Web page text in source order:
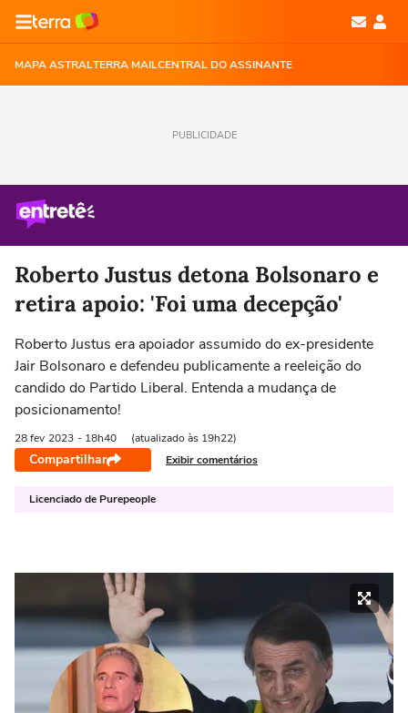
MAPA ASTRALTERRA MAILCENTRAL DO ASSINANTE
PUBLICIDADE
Roberto Justus detona Bolsonaro e
retira apoio: 'Foi uma decepção'
Roberto Justus era apoiador assumido do ex-presidente
Jair Bolsonaro e defendeu publicamente a reeleição do
candido do Partido Liberal. Entenda a mudança de
posicionamento!
28 fev 2023 - 18h40 (atualizado às 19h22)
Compartilhar Exibir comentários
Licenciado de Purepeople